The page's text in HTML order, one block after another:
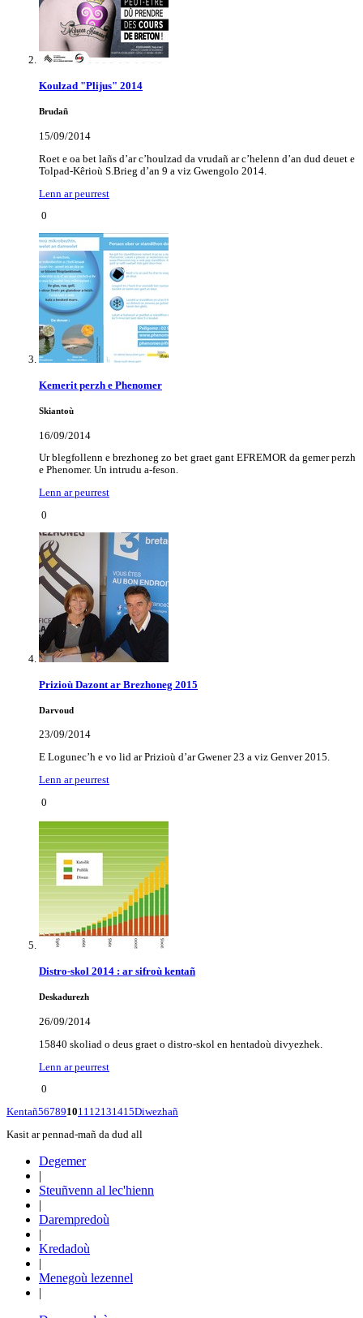
Koulzad "Plijus" 2014
Brudañ
15/09/2014
Roet e oa bet lañs d’ar c’houlzad da vrudañ ar c’helenn d’an dud deuet e
Tolpad-Kêrioù S.Brieg d’an 9 a viz Gwengolo 2014.
Lenn ar peurrest
0
Kemerit perzh e Phenomer
Skiantoù
16/09/2014
Ur blegfollenn e brezhoneg zo bet graet gant EFREMOR da gemer perzh
e Phenomer. Un intrudu a-feson.
Lenn ar peurrest
0
Prizioù Dazont ar Brezhoneg 2015
Darvoud
23/09/2014
E Logunec’h e vo lid ar Prizioù d’ar Gwener 23 a viz Genver 2015.
Lenn ar peurrest
0
Distro-skol 2014 : ar sifroù kentañ
Deskadurezh
26/09/2014
15840 skoliad o deus graet o distro-skol en hentadoù divyezhek.
Lenn ar peurrest
0
Kentañ56789101112131415Diwezhañ
Kasit ar pennad-mañ da dud all
Degemer
|
Steuñvenn al lec'hienn
|
Darempredoù
|
Kredadoù
|
Menegoù lezennel
|